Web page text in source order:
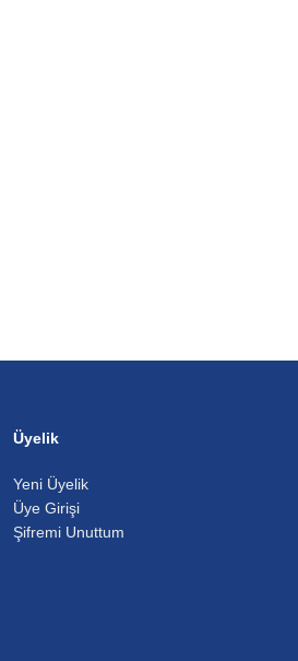
Üyelik
Yeni Üyelik
Üye Girişi
Şifremi Unuttum